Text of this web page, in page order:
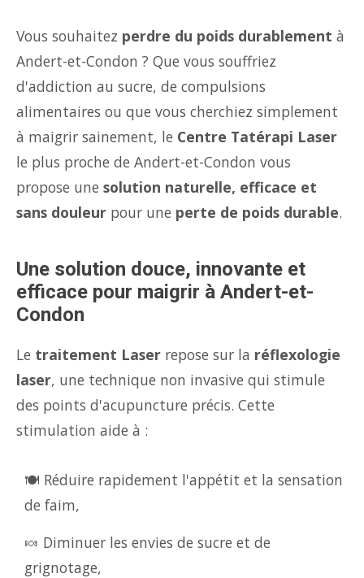
Vous souhaitez perdre du poids durablement à
Andert-et-Condon ? Que vous souffriez
d'addiction au sucre, de compulsions
alimentaires ou que vous cherchiez simplement
à maigrir sainement, le Centre Tatérapi Laser
le plus proche de Andert-et-Condon vous
propose une solution naturelle, efficace et
sans douleur pour une perte de poids durable.
Une solution douce, innovante et
efficace pour maigrir à Andert-et-
Condon
Le traitement Laser repose sur la réflexologie
laser, une technique non invasive qui stimule
des points d'acupuncture précis. Cette
stimulation aide à :
🍽️ Réduire rapidement l'appétit et la sensation
de faim,
🍬 Diminuer les envies de sucre et de
grignotage,